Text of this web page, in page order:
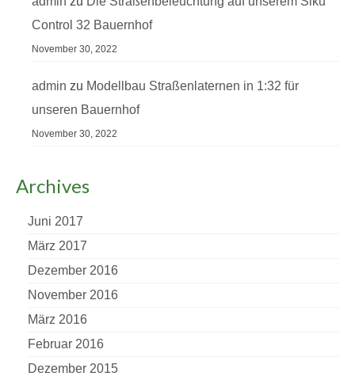
Control 32 Bauernhof
November 30, 2022
admin zu Modellbau Straßenlaternen in 1:32 für
unseren Bauernhof
November 30, 2022
Archives
Juni 2017
März 2017
Dezember 2016
November 2016
März 2016
Februar 2016
Dezember 2015